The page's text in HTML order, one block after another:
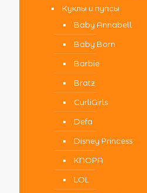
Куклы и пупсы
Baby Annabell
Baby Born
Barbie
Bratz
CurliGirls
Defa
Disney Princess
KNOPA
LOL